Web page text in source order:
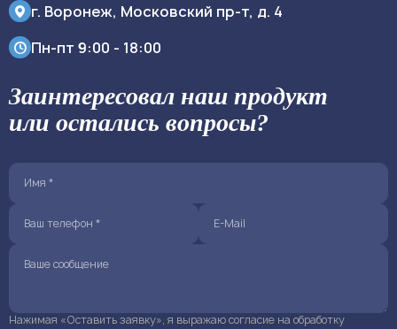
г. Воронеж, Московский пр-т, д. 4
Пн-пт 9:00 - 18:00
Заинтересовал наш продукт
или остались вопросы?
Нажимая «Оставить заявку», я выражаю согласие на обработку